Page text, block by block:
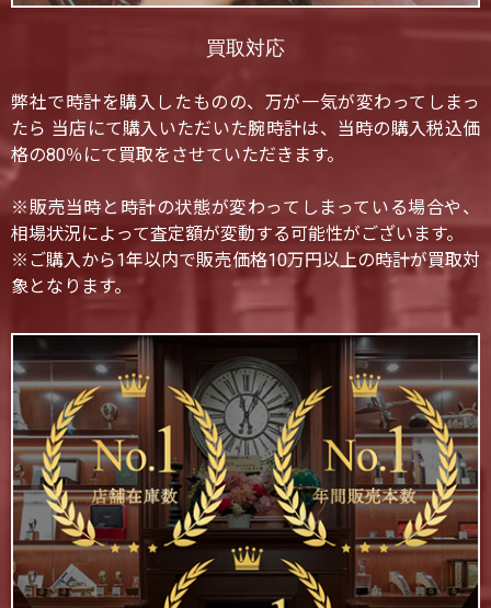
買取対応
弊社で時計を購入したものの、万が一気が変わってしまっ
たら 当店にて購入いただいた腕時計は、当時の購入税込価
格の80％にて買取をさせていただきます。
※販売当時と時計の状態が変わってしまっている場合や、
相場状況によって査定額が変動する可能性がございます。
※ご購入から1年以内で販売価格10万円以上の時計が買取対
象となります。